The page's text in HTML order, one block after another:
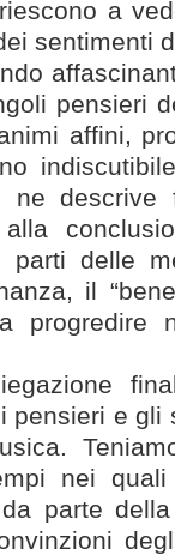
a
sentimenti
pensieri
affini,
ne
parti delle
il
progredire
pensieri e gli
nei quali
parte